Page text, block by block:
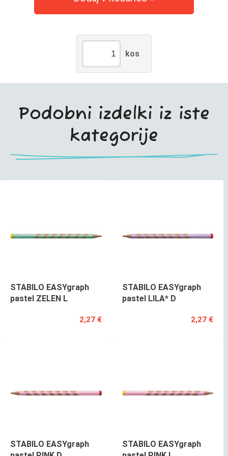
kos
Podobni izdelki iz iste
kategorije
STABILO EASYgraph
pastel ZELEN L
2,27 €
STABILO EASYgraph
pastel LILA* D
2,27 €
STABILO EASYgraph
STABILO EASYgraph